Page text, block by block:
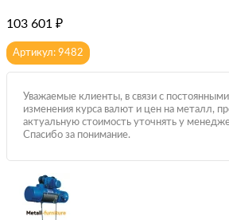
103 601 ₽
Артикул: 9482
Уважаемые клиенты, в связи с постоянными
изменения курса валют и цен на металл,
актуальную стоимость уточнять у
Спасибо за понимание.